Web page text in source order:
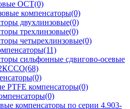
ОСТ(0)
компенсаторы(0)
двухлинзовые(0)
трехлинзовые(0)
четырехлинзовые(0)
(11)
сильфонные сдвигово-осевые
(68)
(0)
PTFE компенсаторы(0)
(0)
компенсаторы по серии 4.903-